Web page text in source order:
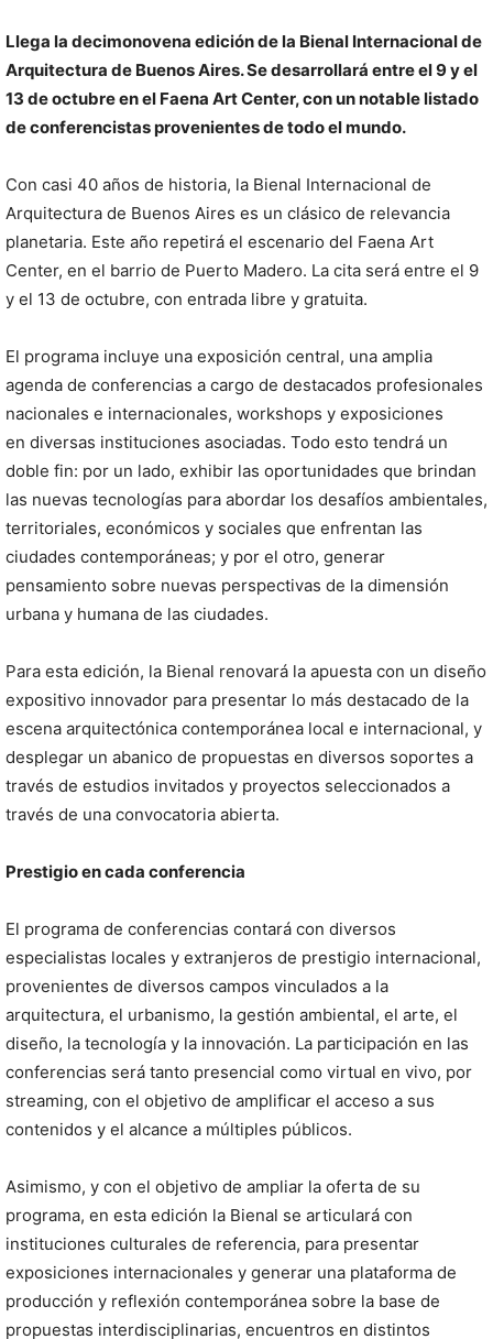
Llega la decimonovena edición de la Bienal Internacional de
Arquitectura de Buenos Aires. Se desarrollará entre el 9 y el
13 de octubre en el Faena Art Center, con un notable listado
de conferencistas provenientes de todo el mundo.
Con casi 40 años de historia, la Bienal Internacional de
Arquitectura de Buenos Aires es un clásico de relevancia
planetaria. Este año repetirá el escenario del Faena Art
Center, en el barrio de Puerto Madero. La cita será entre el 9
y el 13 de octubre, con entrada libre y gratuita.​
El programa incluye una exposición central, una amplia
agenda de conferencias a cargo de destacados profesionales
nacionales e internacionales, workshops y exposiciones
en diversas instituciones asociadas. Todo esto tendrá un
doble fin: por un lado, exhibir las oportunidades que brindan
las nuevas tecnologías para abordar los desafíos ambientales,
territoriales, económicos y sociales que enfrentan las
ciudades contemporáneas; y por el otro, generar
pensamiento sobre nuevas perspectivas de la dimensión
urbana y humana de las ciudades.
Para esta edición, la Bienal renovará la apuesta con un diseño
expositivo innovador para presentar lo más destacado de la
escena arquitectónica contemporánea local e internacional, y
desplegar un abanico de propuestas en diversos soportes a
través de estudios invitados y proyectos seleccionados a
través de una convocatoria abierta.
Prestigio en cada conferencia
El programa de conferencias contará con diversos
especialistas locales y extranjeros de prestigio internacional,
provenientes de diversos campos vinculados a la
arquitectura, el urbanismo, la gestión ambiental, el arte, el
diseño, la tecnología y la innovación. La participación en las
conferencias será tanto presencial como virtual en vivo, por
streaming, con el objetivo de amplificar el acceso a sus
contenidos y el alcance a múltiples públicos.
Asimismo, y con el objetivo de ampliar la oferta de su
programa, en esta edición la Bienal se articulará con
instituciones culturales de referencia, para presentar
exposiciones internacionales y generar una plataforma de
producción y reflexión contemporánea sobre la base de
propuestas interdisciplinarias, encuentros en distintos